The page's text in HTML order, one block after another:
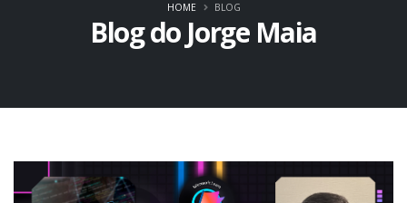
Blog do Jorge Maia
HOME BLOG